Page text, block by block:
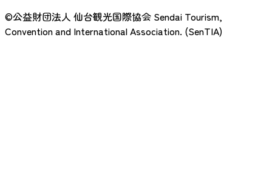
©公益財団法人 仙台観光国際協会 Sendai Tourism,
Convention and International Association. (SenTIA)